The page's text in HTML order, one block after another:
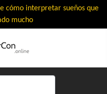
cómo interpretar sueños que
mucho